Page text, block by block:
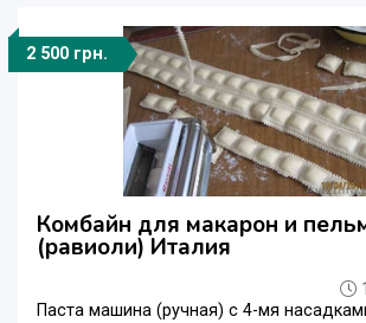
2 500 грн.
Комбайн для макарон и
(равиоли) Италия
Паста машина (ручная) с 4-мя